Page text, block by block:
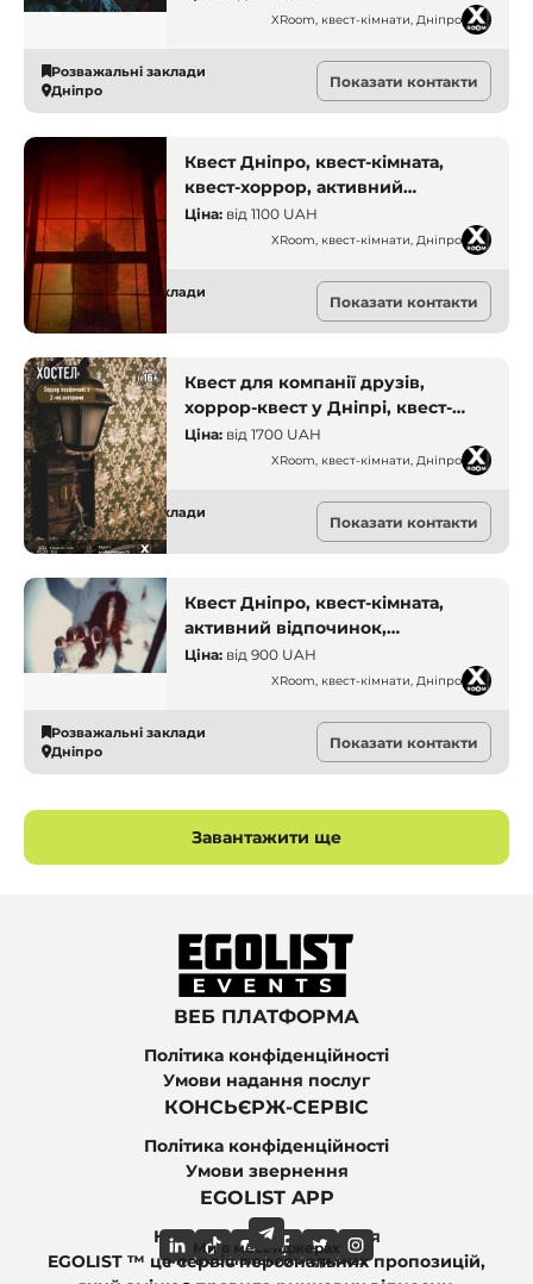
загадки, кімната страху, екшн
квест із завданнями
XRoom, квест-кімнати, Дніпро
Розважальні заклади
Дніпро
Показати контакти
Квест Дніпро, квест-кімната,
квест-хоррор, активний
відпочинок, квест для дорослих,
страшний квест
Ціна: від 1100 UAH
XRoom, квест-кімнати, Дніпро
Розважальні заклади
Дніпро
Показати контакти
Квест для компанії друзів,
хоррор-квест у Дніпрі, квест-
кімната з жахами, активний
відпочинок у місті, страшні
квести для дорослих та підлітків
Ціна: від 1700 UAH
XRoom, квест-кімнати, Дніпро
Розважальні заклади
Дніпро
Показати контакти
Квест Дніпро, квест-кімната,
активний відпочинок,
психологічний трилер, квест для
Ціна: від 900 UAH
XRoom, квест-кімнати, Дніпро
Розважальні заклади
Дніпро
Показати контакти
Завантажити ще
ВЕБ ПЛАТФОРМА
Політика конфіденційності
Умови надання послуг
КОНСЬЄРЖ-СЕРВІС
Політика конфіденційності
Умови звернення
EGOLIST APP
Найпоширеніші питання
Ми в соціальних мережах
Ми в месенджерах
EGOLIST ™ це сервіс персональних пропозицій,